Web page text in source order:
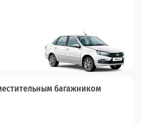
багажником